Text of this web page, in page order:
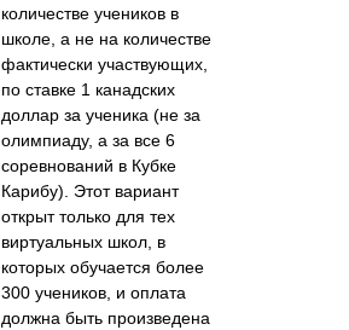
количестве учеников в
школе, а не на количестве
фактически участвующих,
по ставке 1 канадских
доллар за ученика (не за
олимпиаду, а за все 6
соревнований в Кубке
Карибу). Этот вариант
открыт только для тех
виртуальных школ, в
которых обучается более
300 учеников, и оплата
должна быть произведена